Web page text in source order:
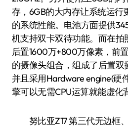
存，6GB的大内存让系统运行
的系统性能。电池方面提供
机支持双卡双待功能。而在拍
后置1600万+800万像素，前
的摄像头组合，组成了后置双
并且采用Hardware engine(硬
擎可以无需CPU运算就能虚化
努比亚Z17 第三代无边框